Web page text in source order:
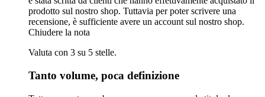
prodotto sul nostro shop. Tuttavia per poter scrivere una
recensione, è sufficiente avere un account sul nostro shop.
Chiudere la nota
Valuta con 3 su 5 stelle.
Tanto volume, poca definizione